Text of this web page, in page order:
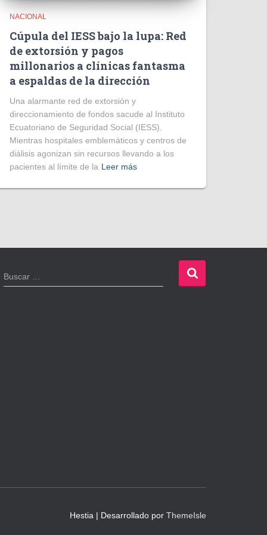
NACIONAL
Cúpula del IESS bajo la lupa: Red
de extorsión y pagos
millonarios a clínicas fantasma
a espaldas de la dirección
​Una alarmante red de extorsión y
direccionamiento de fondos sacude al Instituto
Ecuatoriano de Seguridad Social (IESS).
Mientras hospitales emblemáticos y centros de
diálisis agonizan sin recursos llevando a los
pacientes al límite de la Leer más
B
u
Buscar …
Hestia | Desarrollado por ThemeIsle